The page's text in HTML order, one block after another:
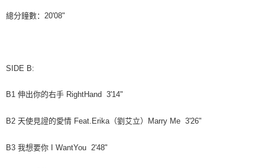
總分鐘數： 20'08"
SIDE B:
B1 伸出你的右手 RightHand 3'14"
B2 天使見證的愛情 Feat.Erika （劉艾立） Marry Me 3'26"
B3 我想要你 I WantYou 2'48"